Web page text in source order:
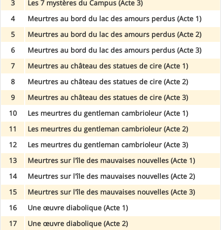
3
Les 7 mystères du Campus (Acte 3)
4
Meurtres au bord du lac des amours perdus (Acte 1)
5
Meurtres au bord du lac des amours perdus (Acte 2)
6
Meurtres au bord du lac des amours perdus (Acte 3)
7
Meurtres au château des statues de cire (Acte 1)
8
Meurtres au château des statues de cire (Acte 2)
9
Meurtres au château des statues de cire (Acte 3)
10
Les meurtres du gentleman cambrioleur (Acte 1)
11
Les meurtres du gentleman cambrioleur (Acte 2)
12
Les meurtres du gentleman cambrioleur (Acte 3)
13
Meurtres sur l'île des mauvaises nouvelles (Acte 1)
14
Meurtres sur l'île des mauvaises nouvelles (Acte 2)
15
Meurtres sur l'île des mauvaises nouvelles (Acte 3)
16
Une œuvre diabolique (Acte 1)
17
Une œuvre diabolique (Acte 2)